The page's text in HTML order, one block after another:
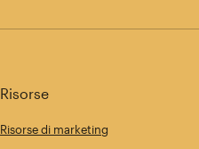
Risorse
Risorse di marketing